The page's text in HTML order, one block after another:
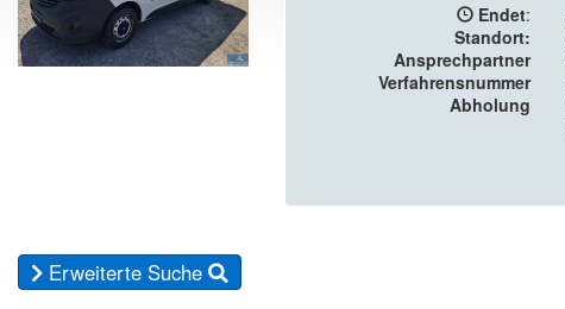
Endet:
Standort:
Ansprechpartner
Verfahrensnummer
Abholung
Erweiterte Suche